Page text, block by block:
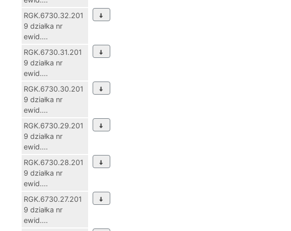
RGK.6730.32.201
9 działka nr
ewid....
RGK.6730.31.201
9 działka nr
ewid....
RGK.6730.30.201
9 działka nr
ewid....
RGK.6730.29.201
9 działka nr
ewid....
RGK.6730.28.201
9 działka nr
ewid....
RGK.6730.27.201
9 działka nr
ewid....